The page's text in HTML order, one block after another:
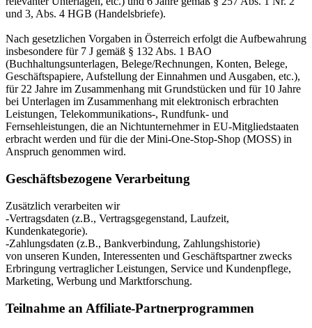
und 3, Abs. 4 HGB (Handelsbriefe).
Nach gesetzlichen Vorgaben in Österreich erfolgt die Aufbewahrung
insbesondere für 7 J gemäß § 132 Abs. 1 BAO
(Buchhaltungsunterlagen, Belege/Rechnungen, Konten, Belege,
Geschäftspapiere, Aufstellung der Einnahmen und Ausgaben, etc.),
für 22 Jahre im Zusammenhang mit Grundstücken und für 10 Jahre
bei Unterlagen im Zusammenhang mit elektronisch erbrachten
Leistungen, Telekommunikations-, Rundfunk- und
Fernsehleistungen, die an Nichtunternehmer in EU-Mitgliedstaaten
erbracht werden und für die der Mini-One-Stop-Shop (MOSS) in
Anspruch genommen wird.
Geschäftsbezogene Verarbeitung
Zusätzlich verarbeiten wir
-Vertragsdaten (z.B., Vertragsgegenstand, Laufzeit,
Kundenkategorie).
-Zahlungsdaten (z.B., Bankverbindung, Zahlungshistorie)
von unseren Kunden, Interessenten und Geschäftspartner zwecks
Erbringung vertraglicher Leistungen, Service und Kundenpflege,
Marketing, Werbung und Marktforschung.
Teilnahme an Affiliate-Partnerprogrammen